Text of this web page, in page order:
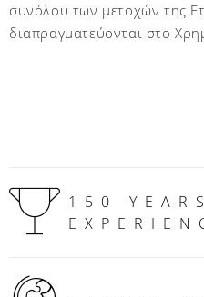
συνόλου των μετοχών της
διαπραγματεύονται στο
150